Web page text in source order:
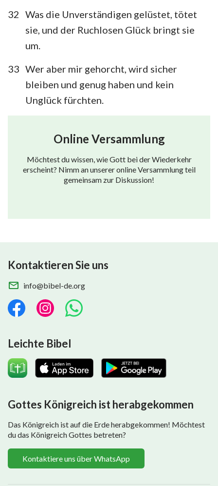
32 Was die Unverständigen gelüstet, tötet
sie, und der Ruchlosen Glück bringt sie
um.
33 Wer aber mir gehorcht, wird sicher
bleiben und genug haben und kein
Unglück fürchten.
Online Versammlung
Möchtest du wissen, wie Gott bei der Wiederkehr
erscheint? Nimm an unserer online Versammlung teil
gemeinsam zur Diskussion!
Kontaktieren Sie uns
info@bibel-de.org
Leichte Bibel
Gottes Königreich ist herabgekommen
Das Königreich ist auf die Erde herabgekommen! Möchtest
du das Königreich Gottes betreten?
Kontaktiere uns über WhatsApp